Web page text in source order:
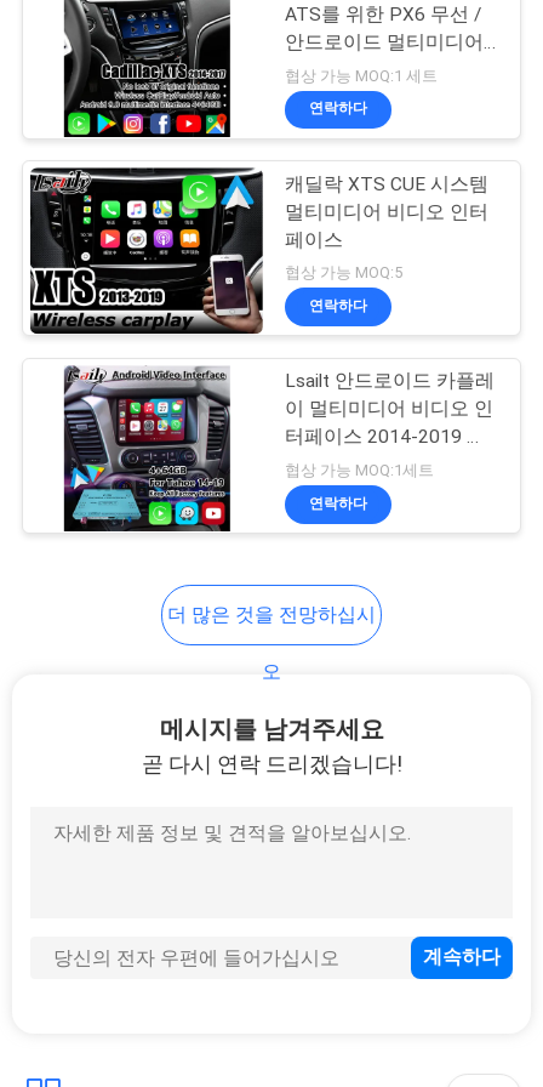
우
사
이
트
PRIVACY
POLICY
ATS를 위한 PX6 무선 /
안드로이드 멀티미디어
비디오 인터페이스는 유
터베, 넷플릭스를 포함했
습니다
협상 가능 MOQ:1 세트
연락하다
캐딜락 XTS CUE 시스템
멀티미디어 비디오 인터
페이스
협상 가능 MOQ:5
연락하다
Lsailt 안드로이드 카플레
이 멀티미디어 비디오 인
터페이스 2014-2019 쉐
보레 GMC 타호
협상 가능 MOQ:1세트
연락하다
더 많은 것을 전망하십시
오
메시지를 남겨주세요
곧 다시 연락 드리겠습니다!